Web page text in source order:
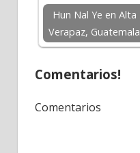
Hun Nal Ye en Alta
Verapaz, Guatemala
Comentarios!
Comentarios